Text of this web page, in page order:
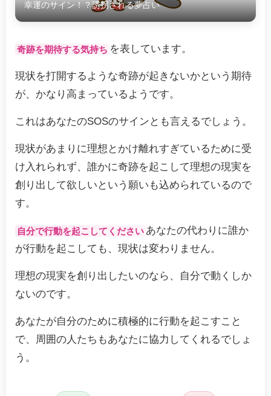
幸運のサイン！？誘拐される夢占い
奇跡を期待する気持ち を表しています。
現状を打開するような奇跡が起きないかという期待
が、かなり高まっているようです。
これはあなたのSOSのサインとも言えるでしょう。
現状があまりに理想とかけ離れすぎているために受
け入れられず、誰かに奇跡を起こして理想の現実を
創り出して欲しいという願いも込められているので
す。
自分で行動を起こしてください あなたの代わりに誰か
が行動を起こしても、現状は変わりません。
理想の現実を創り出したいのなら、自分で動くしか
ないのです。
あなたが自分のために積極的に行動を起こすこと
で、周囲の人たちもあなたに協力してくれるでしょ
う。